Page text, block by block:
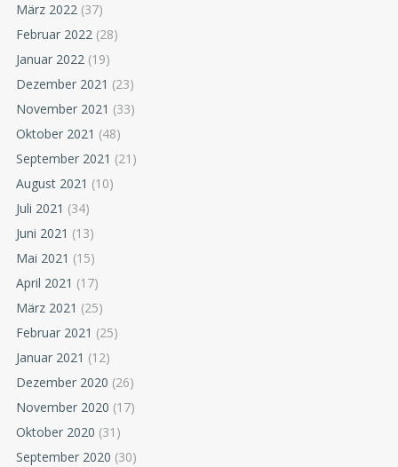
März 2022 (37)
Februar 2022 (28)
Januar 2022 (19)
Dezember 2021 (23)
November 2021 (33)
Oktober 2021 (48)
September 2021 (21)
August 2021 (10)
Juli 2021 (34)
Juni 2021 (13)
Mai 2021 (15)
April 2021 (17)
März 2021 (25)
Februar 2021 (25)
Januar 2021 (12)
Dezember 2020 (26)
November 2020 (17)
Oktober 2020 (31)
September 2020 (30)